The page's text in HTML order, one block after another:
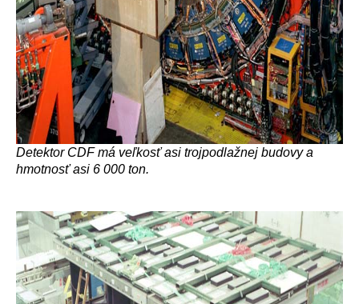
Detektor CDF má veľkosť asi trojpodlažnej budovy a
hmotnosť asi 6 000 ton.